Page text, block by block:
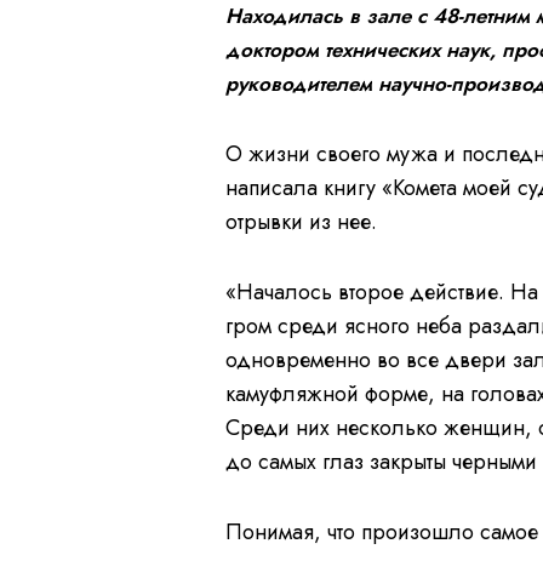
Находилась в зале с 48-
доктором технических наук,
руководителем научно-
О жизни своего мужа и
написала книгу «Комета моей
отрывки из нее.
«Началось второе действие.
гром среди ясного неба
одновременно во все двери
камуфляжной форме, на
Среди них несколько женщин,
до самых глаз закрыты
Понимая, что произошло